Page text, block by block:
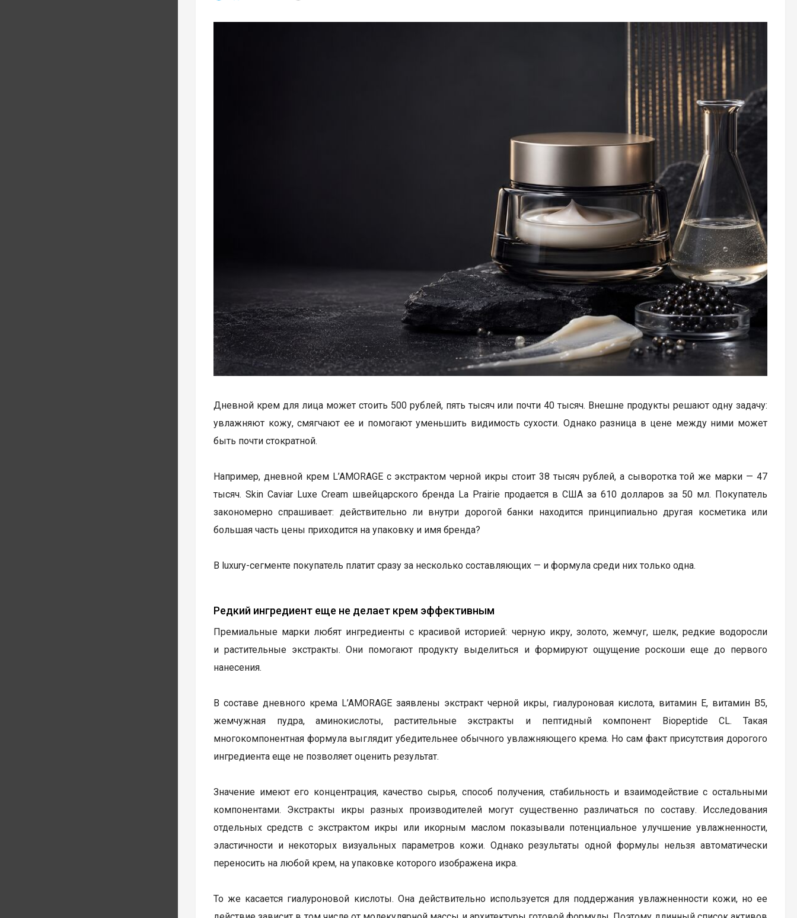
Дневной крем для лица может стоить 500 рублей, пять тысяч или почти 40 тысяч. Внешне продукты решают одну задачу:
увлажняют кожу, смягчают ее и помогают уменьшить видимость сухости. Однако разница в цене между ними может
быть почти стократной.
Например, дневной крем L’AMORAGE с экстрактом черной икры стоит 38 тысяч рублей, а сыворотка той же марки — 47
тысяч. Skin Caviar Luxe Cream швейцарского бренда La Prairie продается в США за 610 долларов за 50 мл. Покупатель
закономерно спрашивает: действительно ли внутри дорогой банки находится принципиально другая косметика или
большая часть цены приходится на упаковку и имя бренда?
В luxury-сегменте покупатель платит сразу за несколько составляющих — и формула среди них только одна.
Редкий ингредиент еще не делает крем эффективным
Премиальные марки любят ингредиенты с красивой историей: черную икру, золото, жемчуг, шелк, редкие водоросли
и растительные экстракты. Они помогают продукту выделиться и формируют ощущение роскоши еще до первого
нанесения.
В составе дневного крема L’AMORAGE заявлены экстракт черной икры, гиалуроновая кислота, витамин Е, витамин В5,
жемчужная пудра, аминокислоты, растительные экстракты и пептидный компонент Biopeptide CL. Такая
многокомпонентная формула выглядит убедительнее обычного увлажняющего крема. Но сам факт присутствия дорогого
ингредиента еще не позволяет оценить результат.
Значение имеют его концентрация, качество сырья, способ получения, стабильность и взаимодействие с остальными
компонентами. Экстракты икры разных производителей могут существенно различаться по составу. Исследования
отдельных средств с экстрактом икры или икорным маслом показывали потенциальное улучшение увлажненности,
эластичности и некоторых визуальных параметров кожи. Однако результаты одной формулы нельзя автоматически
переносить на любой крем, на упаковке которого изображена икра.
То же касается гиалуроновой кислоты. Она действительно используется для поддержания увлажненности кожи, но ее